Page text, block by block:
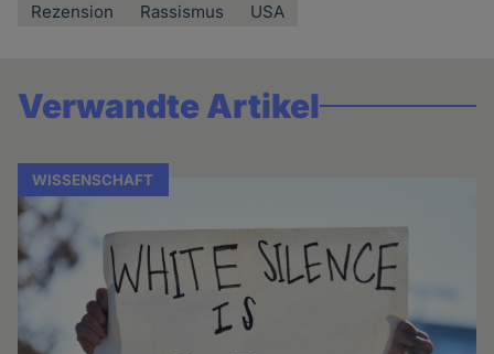
Rezension Rassismus USA
Verwandte Artikel
WISSENSCHAFT